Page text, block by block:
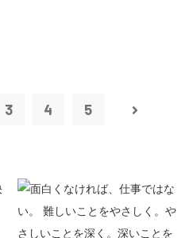
3 4 5